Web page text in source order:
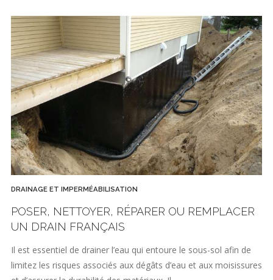
DRAINAGE ET IMPERMÉABILISATION
POSER, NETTOYER, RÉPARER OU REMPLACER
UN DRAIN FRANÇAIS
Il est essentiel de drainer l’eau qui entoure le sous-sol afin de
limitez les risques associés aux dégâts d’eau et aux moisissures